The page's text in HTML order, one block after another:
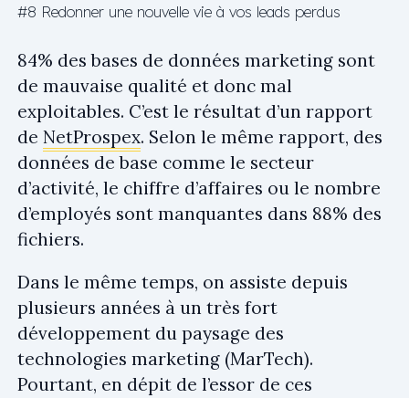
#8 Redonner une nouvelle vie à vos leads perdus
84% des bases de données marketing sont
de mauvaise qualité et donc mal
exploitables. C’est le résultat d’un rapport
de NetProspex. Selon le même rapport, des
données de base comme le secteur
d’activité, le chiffre d’affaires ou le nombre
d’employés sont manquantes dans 88% des
fichiers.
Dans le même temps, on assiste depuis
plusieurs années à un très fort
développement du paysage des
technologies marketing (MarTech).
Pourtant, en dépit de l’essor de ces